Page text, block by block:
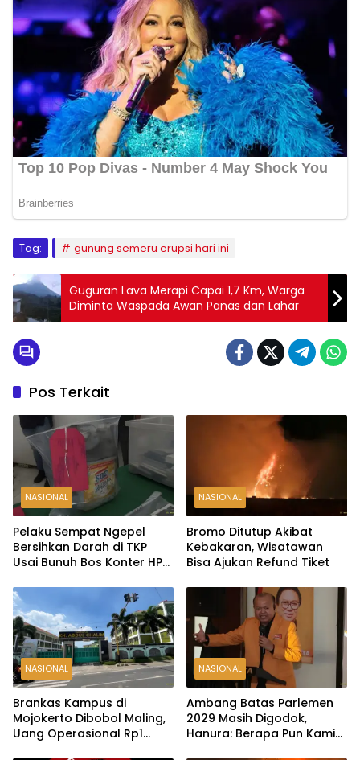
Tag: gunung semeru erupsi hari ini
Guguran Lava Merapi Capai 1,7 Km, Warga
Diminta Waspada Awan Panas dan Lahar
Pos Terkait
NASIONAL
Pelaku Sempat Ngepel
Bersihkan Darah di TKP
Usai Bunuh Bos Konter HP
NASIONAL
Bromo Ditutup Akibat
Kebakaran, Wisatawan
Bisa Ajukan Refund Tiket
NASIONAL
Brankas Kampus di
Mojokerto Dibobol Maling,
Uang Operasional Rp1
NASIONAL
Ambang Batas Parlemen
2029 Masih Digodok,
Hanura: Berapa Pun Kami